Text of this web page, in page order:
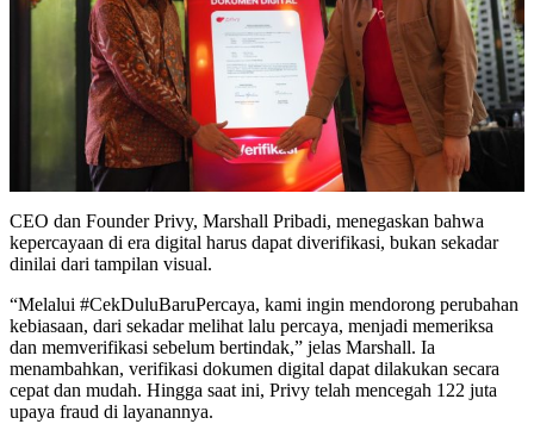
CEO dan Founder Privy, Marshall Pribadi, menegaskan bahwa
kepercayaan di era digital harus dapat diverifikasi, bukan sekadar
dinilai dari tampilan visual.
“Melalui #CekDuluBaruPercaya, kami ingin mendorong perubahan
kebiasaan, dari sekadar melihat lalu percaya, menjadi memeriksa
dan memverifikasi sebelum bertindak,” jelas Marshall. Ia
menambahkan, verifikasi dokumen digital dapat dilakukan secara
cepat dan mudah. Hingga saat ini, Privy telah mencegah 122 juta
upaya fraud di layanannya.